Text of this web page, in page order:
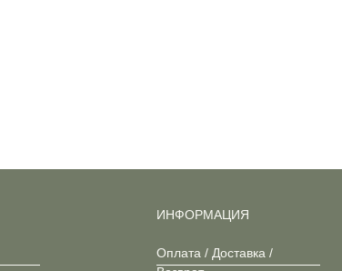
ИНФОРМАЦИЯ
Оплата / Доставка /